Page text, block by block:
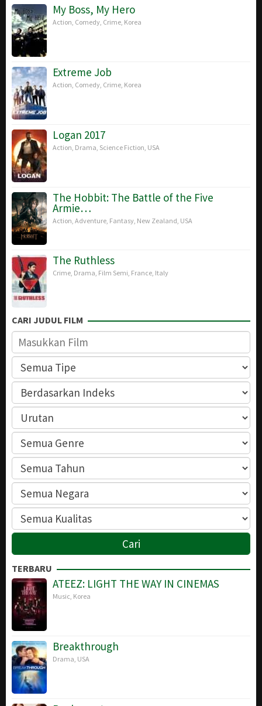
2019
2019
Sandberg
My Boss, My Hero
Action Comedy Crime Korea
Extreme Job
Action Comedy Crime Korea
Logan 2017
Action Drama Science Fiction USA
The Hobbit: The Battle of the Five
Armie…
Action Adventure Fantasy New Zealand USA
The Ruthless
Crime Drama Film Semi France Italy
CARI JUDUL FILM
TERBARU
ATEEZ: LIGHT THE WAY IN CINEMAS
Music Korea
Breakthrough
Drama USA